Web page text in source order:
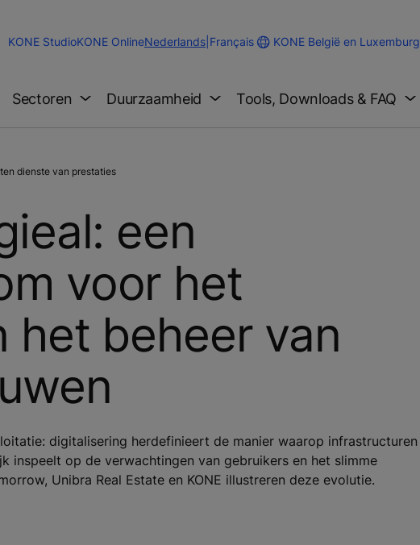
KONE StudioKONE OnlineChange
Nederlands Français KONE België en Luxemburg
Sectoren Duurzaamheid Tools, Downloads & FAQ
dienste van prestaties
een
voor het
het beheer van
digitalisering herdefinieert de manier waarop infrastructuren
op de verwachtingen van gebruikers en het slimme
Unibra Real Estate en KONE illustreren deze evolutie.